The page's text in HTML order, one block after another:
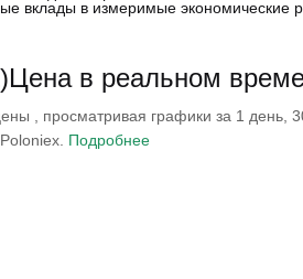
вклады в измеримые экономические
в реальном
, просматривая графики за 1 день,
Подробнее